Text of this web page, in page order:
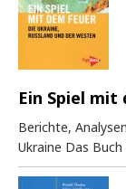
Ein Spiel mit
Berichte,
Ukraine Das